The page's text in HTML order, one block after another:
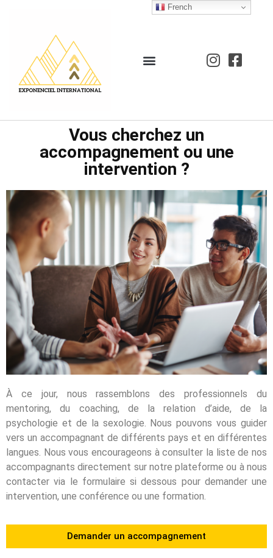
Vous cherchez un
accompagnement ou une
intervention ?
À ce jour, nous rassemblons des professionnels du
mentoring, du coaching, de la relation d’aide, de la
psychologie et de la sexologie. Nous pouvons vous guider
vers un accompagnant de différents pays et en différentes
langues. Nous vous encourageons à consulter la liste de nos
accompagnants directement sur notre plateforme ou à nous
contacter via le formulaire si dessous pour demander une
intervention, une conférence ou une formation.
Demander un accompagnement
French